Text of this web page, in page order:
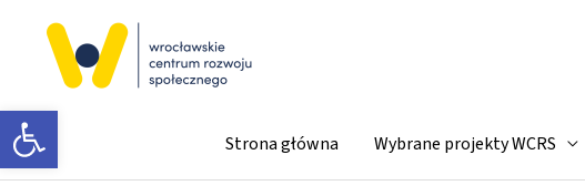
Otwórz pasek narzędzi Strona główna Wybrane projekty WCRS